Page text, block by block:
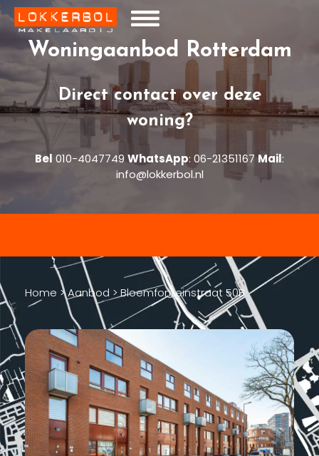
Woningaanbod Rotterdam
Direct contact over deze
woning?
Bel 010-4047749 WhatsApp: 06-21351167 Mail:
info@lokkerbol.nl
Home >Aanbod >Bloemfonteinstraat 50B